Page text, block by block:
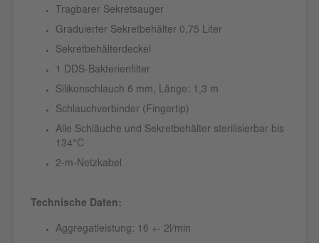
Tragbarer Sekretsauger
Graduierter Sekretbehälter 0,75 Liter
Sekretbehälterdeckel
1 DDS-Bakterienfilter
Silikonschlauch 6 mm, Länge: 1,3 m
Schlauchverbinder (Fingertip)
Alle Schläuche und Sekretbehälter sterilisierbar bis
134°C
2-m-Netzkabel
Technische Daten:
Aggregatleistung: 16 +- 2l/min